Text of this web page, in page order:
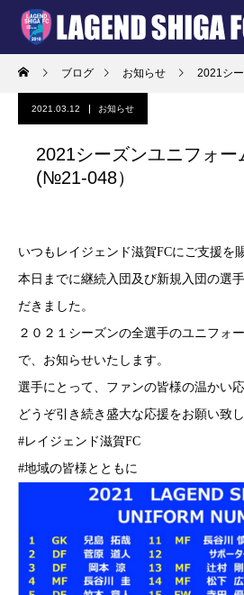
ブログ お知らせ 2021シーズ
2021.03.12 お知らせ
2021シーズンユニフォ
(№21-048）
いつもレイジェンド滋賀FCにご支援を
本日までに継続入団及び新規入団の選
だきました。
２０２１シーズンの全選手のユニフォ
で、お知らせいたします。
選手にとって、ファンの皆様の温かい
どうぞ引き続き盛大な応援をお願い致し
#レイジェンド滋賀FC
#地域の皆様とともに